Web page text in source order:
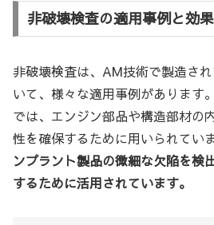
非破壊検査の適用事例と効果
非破壊検査は、AM技術で製造さ
いて、様々な適用事例があります
では、エンジン部品や構造部材の
性を確保するために用いられていま
ンプラント製品の微細な欠陥を検
するために活用されています。